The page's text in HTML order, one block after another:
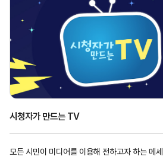
특집방송 다시보기
우리 지역의 역사와 문화, 사람의 이야기를 담은